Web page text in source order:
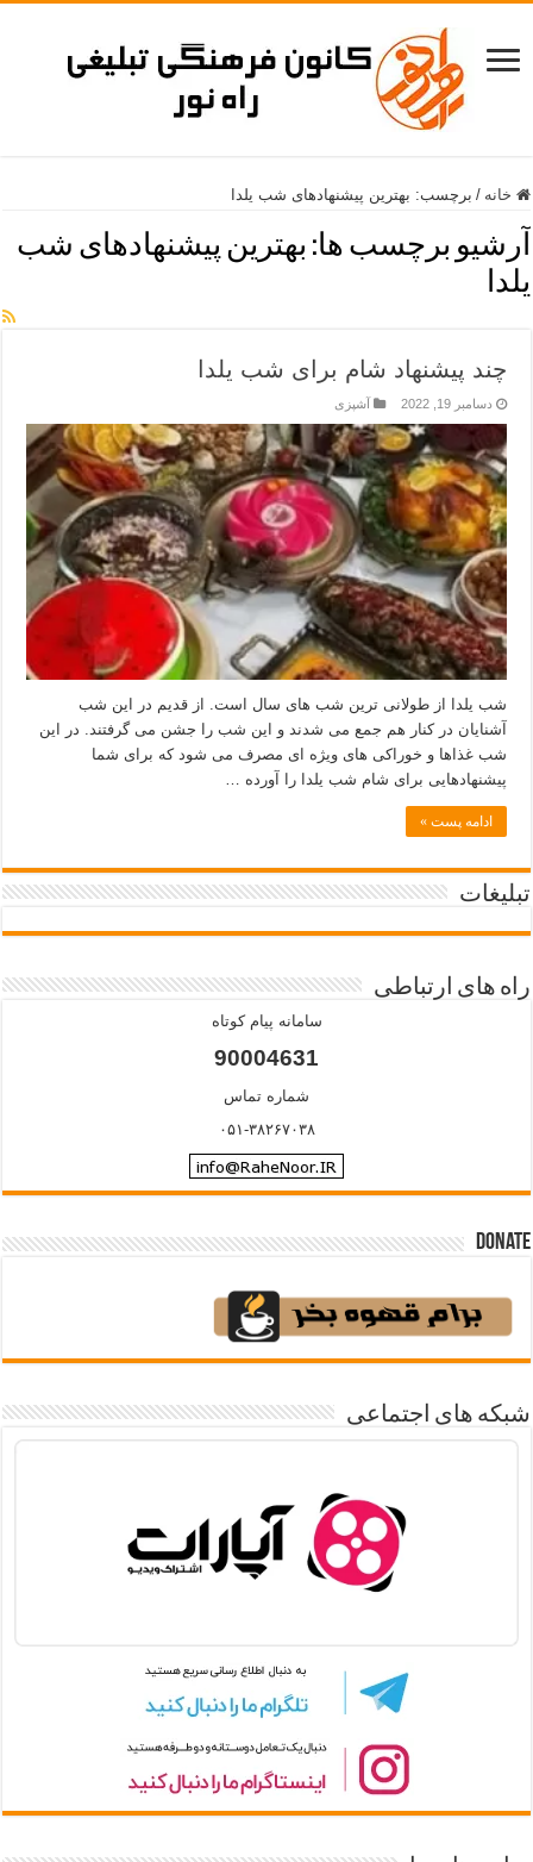
خانه / برچسب: بهترین پیشنهادهای شب یلدا
آرشیو برچسب ها: بهترین پیشنهادهای شب
یلدا
چند پیشنهاد شام برای شب یلدا
دسامبر 19, 2022 آشپزی
شب یلدا از طولانی ترین شب های سال است. از قدیم در این شب
آشنایان در کنار هم جمع می شدند و این شب را جشن می گرفتند. در این
شب غذاها و خوراکی های ویژه ای مصرف می شود که برای شما
پیشنهادهایی برای شام شب یلدا را آورده …
ادامه پست »
تبلیغات
راه های ارتباطی
سامانه پیام کوتاه
90004631
شماره تماس
۰۵۱-۳۸۲۶۷۰۳۸
Donate
شبکه های اجتماعی